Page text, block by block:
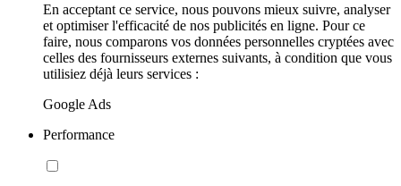
En acceptant ce service, nous pouvons mieux suivre, analyser
et optimiser l'efficacité de nos publicités en ligne. Pour ce
faire, nous comparons vos données personnelles cryptées avec
celles des fournisseurs externes suivants, à condition que vous
utilisiez déjà leurs services :
Google Ads
Performance